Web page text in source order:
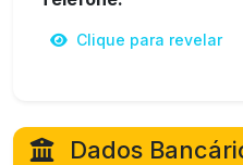
Clique para revelar
Dados